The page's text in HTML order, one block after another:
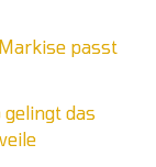
passt
gelingt das